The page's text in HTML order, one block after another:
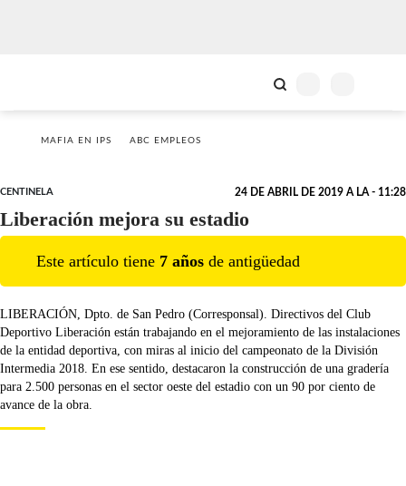
MAFIA EN IPS ABC EMPLEOS
CENTINELA 24 DE ABRIL DE 2019 A LA - 11:28
Liberación mejora su estadio
Este artículo tiene 7 años de antigüedad
LIBERACIÓN, Dpto. de San Pedro (Corresponsal). Directivos del Club
Deportivo Liberación están trabajando en el mejoramiento de las instalaciones
de la entidad deportiva, con miras al inicio del campeonato de la División
Intermedia 2018. En ese sentido, destacaron la construcción de una gradería
para 2.500 personas en el sector oeste del estadio con un 90 por ciento de
avance de la obra.